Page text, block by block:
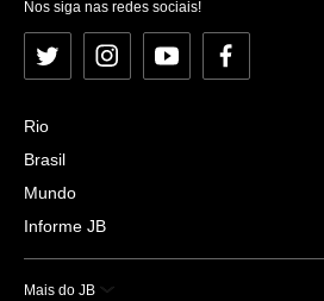
Nos siga nas redes sociais!
Twitter InstagramYouTubeFacebook
Rio
Brasil
Mundo
Informe JB
Mais do JB